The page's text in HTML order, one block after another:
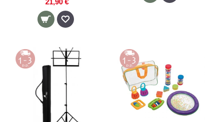
21,90 €